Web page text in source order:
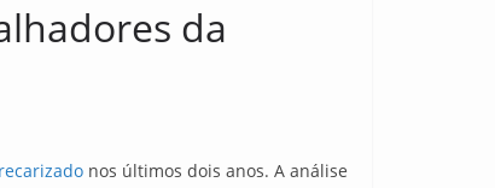
da
nos últimos dois anos. A análise